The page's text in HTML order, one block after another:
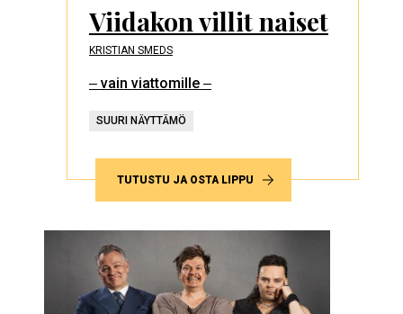
Viidakon villit naiset
KRISTIAN SMEDS
‒ vain viattomille ‒
SUURI NÄYTTÄMÖ
TUTUSTU JA OSTA LIPPU